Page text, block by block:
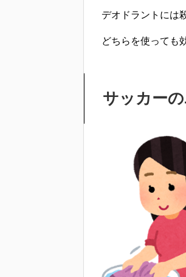
デオドラントには
どちらを使っても
サッカー